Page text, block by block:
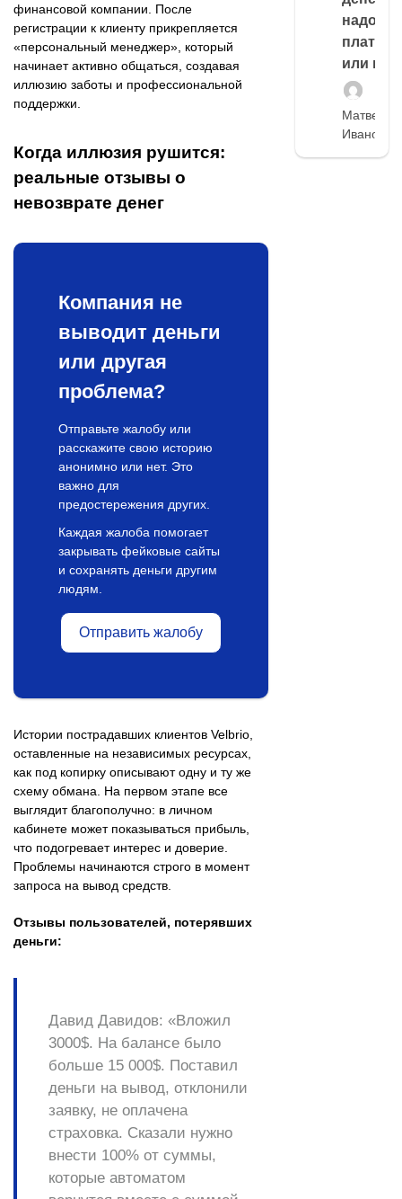
финансовой компании. После
регистрации к клиенту прикрепляется
«персональный менеджер», который
начинает активно общаться, создавая
иллюзию заботы и профессиональной
поддержки.
Когда иллюзия рушится:
реальные отзывы о
невозврате денег
Компания не
выводит деньги
или другая
проблема?
Отправьте жалобу или
расскажите свою историю
анонимно или нет. Это
важно для
предостережения других.
Каждая жалоба помогает
закрывать фейковые сайты
и сохранять деньги другим
людям.
Отправить жалобу
Истории пострадавших клиентов Velbrio,
оставленные на независимых ресурсах,
как под копирку описывают одну и ту же
схему обмана. На первом этапе все
выглядит благополучно: в личном
кабинете может показываться прибыль,
что подогревает интерес и доверие.
Проблемы начинаются строго в момент
запроса на вывод средств.
Отзывы пользователей, потерявших
деньги:
Давид Давидов: «Вложил
3000$. На балансе было
больше 15 000$. Поставил
деньги на вывод, отклонили
заявку, не оплачена
страховка. Сказали нужно
внести 100% от суммы,
которые автоматом
надо
платить
или
Матвей
Иванов